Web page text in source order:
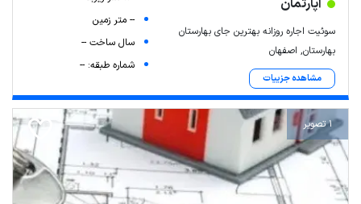
سوئیت اجاره روزانه بهترین جای بهارستان
بهارستان, اصفهان
مشاهده جزییات
-- متر زمین
سال ساخت --
شماره طبقه: --
1 تصویر